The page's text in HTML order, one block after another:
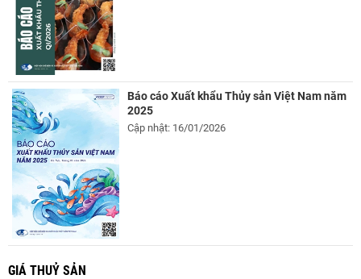
Báo cáo Xuất khẩu Thủy sản Việt Nam năm
2025
Cập nhật: 16/01/2026
GIÁ THUỶ SẢN